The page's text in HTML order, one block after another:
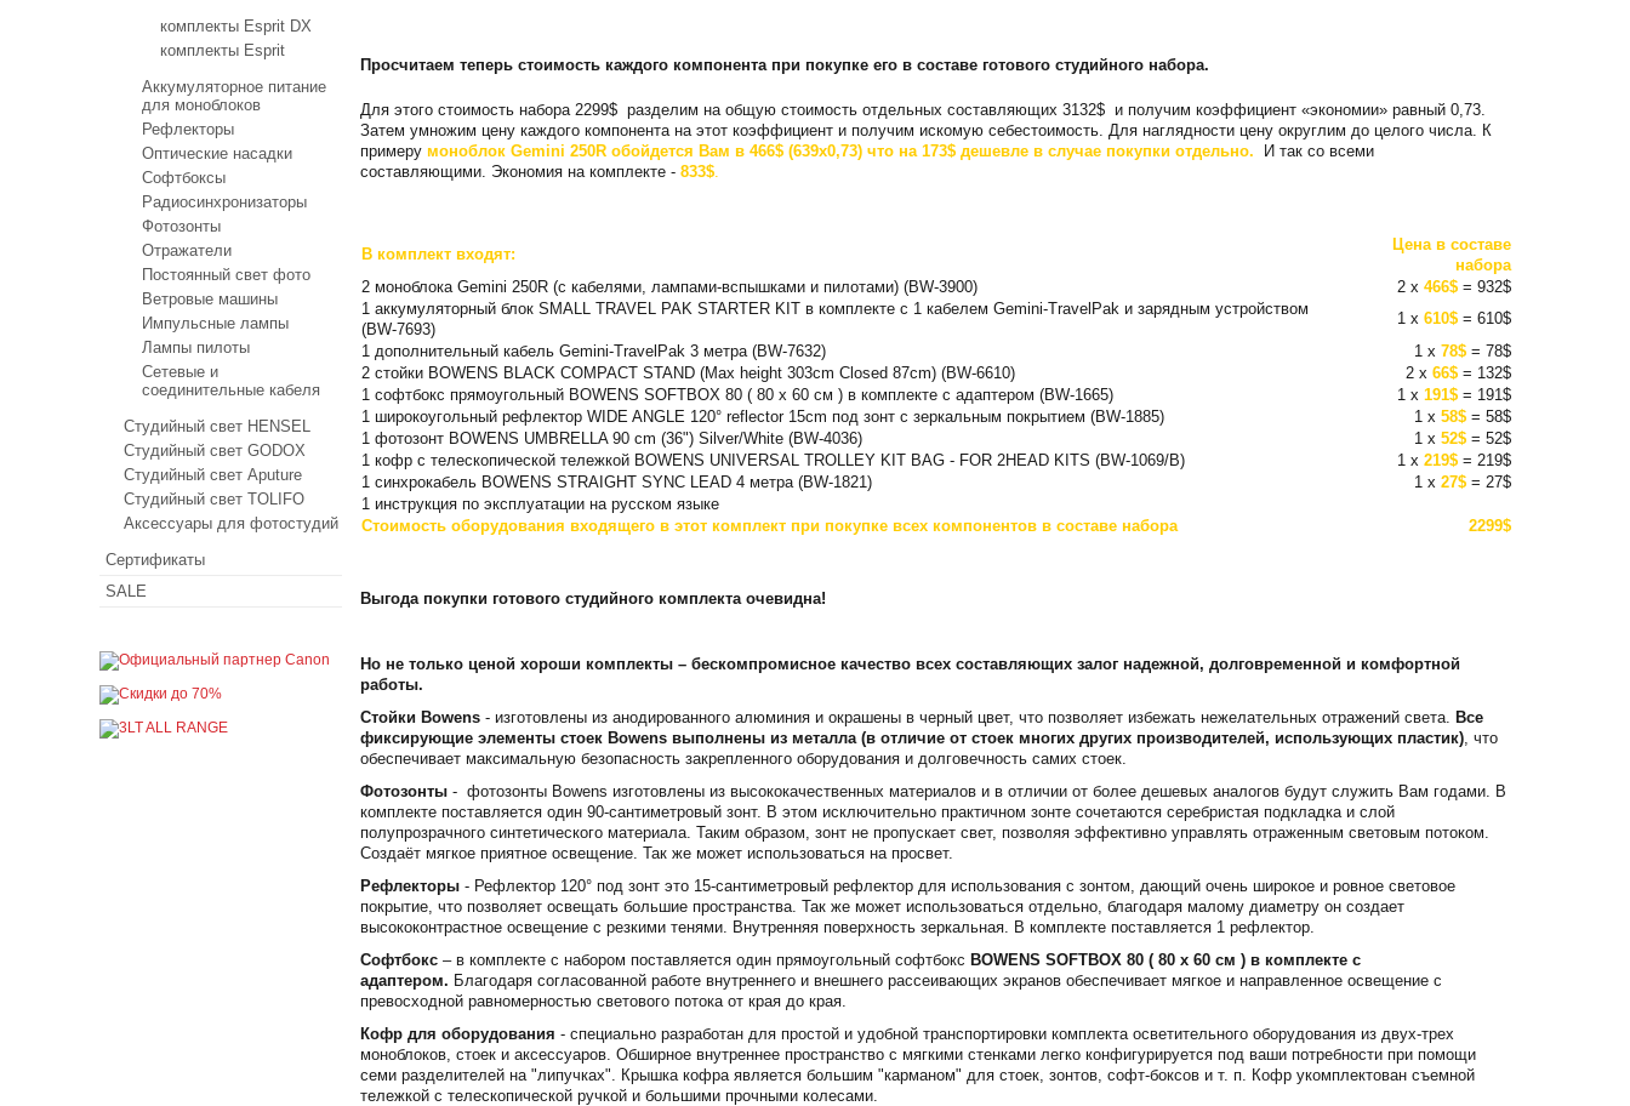
Просчитаем теперь стоимость каждого компонента при покупке его в составе готового студийного набора.
Для этого стоимость набора 2299$ разделим на общую стоимость отдельных составляющих 3132$ и получим коэффициент «экономии» равный 0,73.
Затем умножим цену каждого компонента на этот коэффициент и получим искомую себестоимость. Для наглядности цену округлим до целого числа. К
примеру моноблок Gemini 250R обойдется Вам в 466$ (639x0,73) что на 173$ дешевле в случае покупки отдельно.
И так со всеми
составляющими. Экономия на комплекте - 833$
В комплект входят:
Цена в составе
набора
2 моноблока Gemini 250R (с кабелями, лампами-вспышками и пилотами) (BW-3900)
2 x 466$ = 932$
1 аккумуляторный блок SMALL TRAVEL PAK STARTER KIT в комплекте с 1 кабелем Gemini-TravelPak и зарядным устройством
(BW-7693)
1 x 610$ = 610$
1 дополнительный кабель Gemini-TravelPak 3 метра (BW-7632)
1 x 78$ = 78$
2 стойки BOWENS BLACK COMPACT STAND (Max height 303cm Closed 87cm) (BW-6610)
2 x 66$ = 132$
1 софтбокс прямоугольный BOWENS SOFTBOX 80 ( 80 x 60 см ) в комплекте с адаптером (BW-1665)
1 x 191$ = 191$
1 широкоугольный рефлектор WIDE ANGLE 120° reflector 15cm под зонт с зеркальным покрытием (BW-1885)
1 x 58$ = 58$
1 фотозонт BOWENS UMBRELLA 90 cm (36") Silver/White (BW-4036)
1 x 52$ = 52$
1 кофр c телескопической тележкой BOWENS UNIVERSAL TROLLEY KIT BAG - FOR 2HEAD KITS (BW-1069/B)
1 x 219$ = 219$
1 синхрокабель BOWENS STRAIGHT SYNC LEAD 4 метра (BW-1821)
1 x 27$ = 27$
1 инструкция по эксплуатации на русском языке
Стоимость оборудования входящего в этот комплект при покупке всех компонентов в составе набора
2299$
Выгода покупки готового студийного комплекта очевидна!
Но не только ценой хороши комплекты – бескомпромисное качество всех составляющих залог надежной, долговременной и комфортной
работы.
Стойки Bowens - изготовлены из анодированного алюминия и окрашены в черный цвет, что позволяет избежать нежелательных отражений света. Все
фиксирующие элементы стоек Bowens выполнены из металла (в отличие от стоек многих других производителей, использующих пластик) , что
обеспечивает максимальную безопасность закрепленного оборудования и долговечность самих стоек.
Фотозонты - фотозонты Bowens изготовлены из высококачественных материалов и в отличии от более дешевых аналогов будут служить Вам годами. В
комплекте поставляется один 90-сантиметровый зонт. В этом исключительно практичном зонте сочетаются серебристая подкладка и слой
полупрозрачного синтетического материала. Таким образом, зонт не пропускает свет, позволяя эффективно управлять отраженным световым потоком.
Создаёт мягкое приятное освещение. Так же может использоваться на просвет.
Рефлекторы - Рефлектор 120° под зонт это 15-сантиметровый рефлектор для использования с зонтом, дающий очень широкое и ровное световое
покрытие, что позволяет освещать большие пространства. Так же может использоваться отдельно, благодаря малому диаметру он создает
высококонтрастное освещение с резкими тенями. Внутренняя поверхность зеркальная. В комплекте поставляется 1 рефлектор.
Софтбокс – в комплекте с набором поставляется один прямоугольный софтбокс BOWENS SOFTBOX 80 ( 80 x 60 см ) в комплекте с
адаптером. Благодаря согласованной работе внутреннего и внешнего рассеивающих экранов обеспечивает мягкое и направленное освещение с
превосходной равномерностью светового потока от края до края.
Кофр для оборудования - специально разработан для простой и удобной транспортировки комплекта осветительного оборудования из двух-трех
моноблоков, стоек и аксессуаров. Обширное внутреннее пространство с мягкими стенками легко конфигурируется под ваши потребности при помощи
семи разделителей на "липучках". Крышка кофра является большим "карманом" для стоек, зонтов, софт-боксов и т. п. Кофр укомплектован съемной
тележкой с телескопической ручкой и большими прочными колесами.
комплекты Esprit DX
комплекты Esprit
Аккумуляторное питание
для моноблоков
Рефлекторы
Оптические насадки
Софтбоксы
Радиосинхронизаторы
Фотозонты
Отражатели
Постоянный свет фото
Ветровые машины
Импульсные лампы
Лампы пилоты
Сетевые и
соединительные кабеля
Студийный свет HENSEL
Студийный свет GODOX
Студийный свет Aputure
Студийный свет TOLIFO
Аксессуары для фотостудий
Сертификаты
SALE